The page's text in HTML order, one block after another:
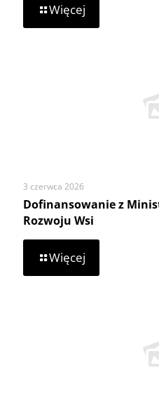
Więcej
Nasza
3 czerwca 2026
Dofinansowanie z
Rozwoju Wsi
Więcej